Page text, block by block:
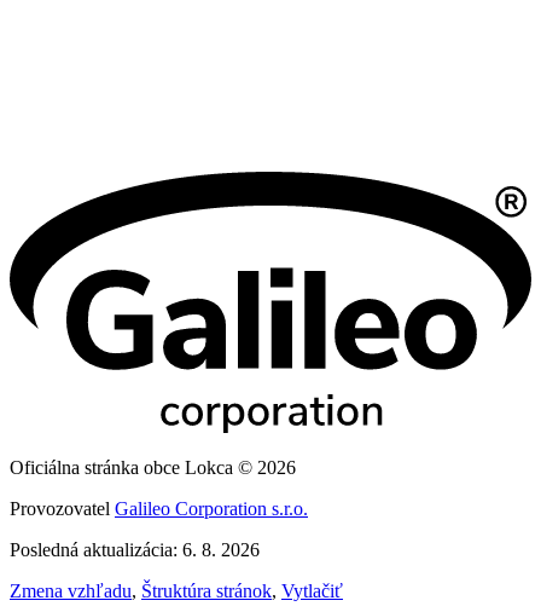
Oficiálna stránka obce Lokca © 2026
Provozovatel Galileo Corporation s.r.o.
Posledná aktualizácia: 6. 8. 2026
Zmena vzhľadu, Štruktúra stránok, Vytlačiť